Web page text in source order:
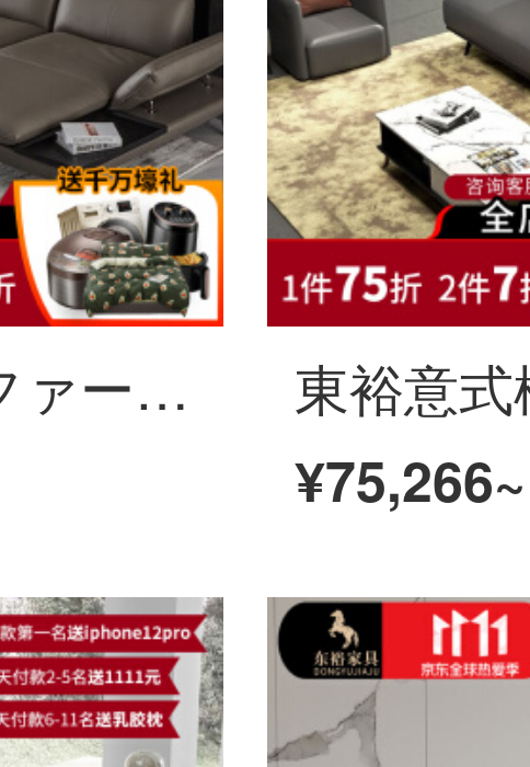
東裕意式極简ソファー北欧の軽奢な本革のソファーの小型住宅タイプセットの輸入ヘッド牛皮【2人の位+右貴妃*灰色】
¥75,266~